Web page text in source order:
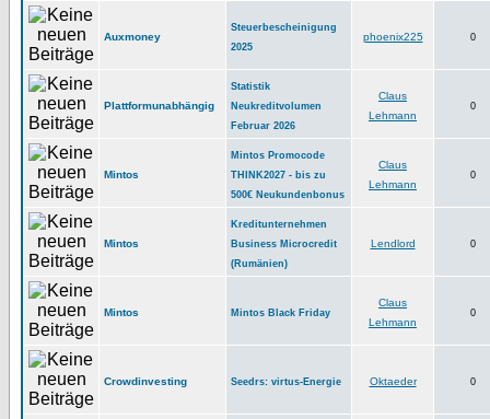
Auxmoney
Steuerbescheinigung
2025
phoenix225 0
Plattformunabhängig
Statistik
Neukreditvolumen
Februar 2026
Claus
Lehmann
0
Mintos
Mintos Promocode
THINK2027 - bis zu
500€ Neukundenbonus
Claus
Lehmann
0
Mintos
Kreditunternehmen
Business Microcredit
(Rumänien)
Lendlord 0
Mintos Mintos Black Friday
Claus
Lehmann
0
Crowdinvesting Seedrs: virtus-Energie Oktaeder 0